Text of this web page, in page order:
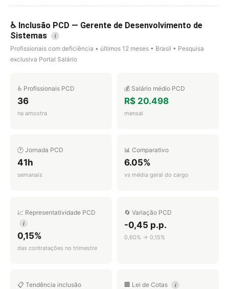
♿ Inclusão PCD — Gerente de Desenvolvimento de
Sistemas
i
Profissionais com deficiência • últimos 12 meses • Brasil • Pesquisa
exclusiva Portal Salário
♿ Profissionais PCD
36
na amostra
💰 Salário médio PCD
R$ 20.498
mensal
🕐 Jornada PCD
41h
semanais
📊 Comparativo
6.05%
vs média geral do cargo
📈 Representatividade PCD
i
0,15%
das contratações no trimestre
🔄 Variação PCD
-0,45 p.p.
0,60% → 0,15%
📋 Tendência inclusão 🏢 Lei de Cotas i